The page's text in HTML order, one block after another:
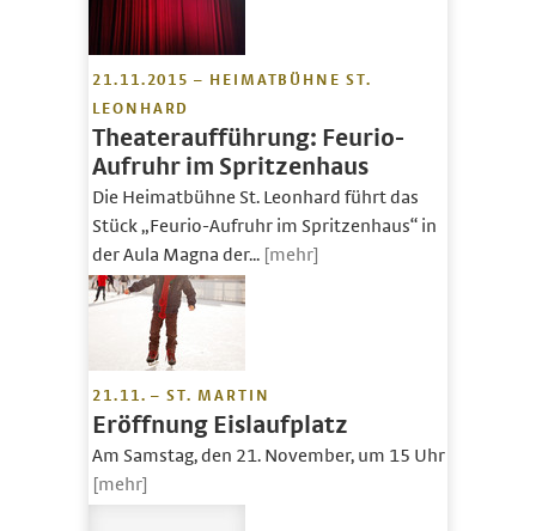
21.11.2015 – HEIMATBÜHNE ST.
LEONHARD
Theateraufführung: Feurio-
Aufruhr im Spritzenhaus
Die Heimatbühne St. Leonhard führt das
Stück „Feurio-Aufruhr im Spritzenhaus“ in
der Aula Magna der... [mehr]
21.11. – ST. MARTIN
Eröffnung Eislaufplatz
Am Samstag, den 21. November, um 15 Uhr
[mehr]